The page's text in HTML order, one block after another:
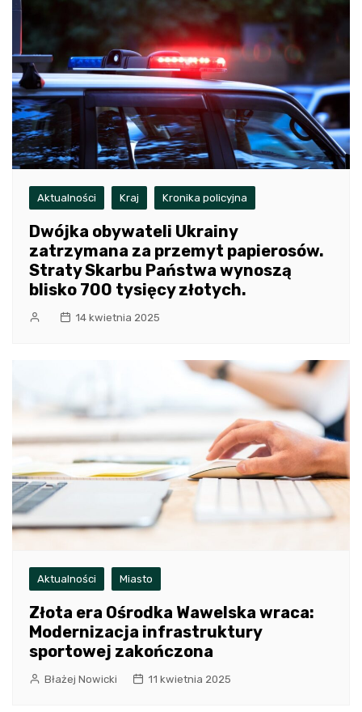
Aktualności Kraj Kronika policyjna
Dwójka obywateli Ukrainy
zatrzymana za przemyt papierosów.
Straty Skarbu Państwa wynoszą
blisko 700 tysięcy złotych.
14 kwietnia 2025
Aktualności Miasto
Złota era Ośrodka Wawelska wraca:
Modernizacja infrastruktury
sportowej zakończona
Błażej Nowicki 11 kwietnia 2025